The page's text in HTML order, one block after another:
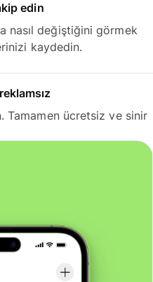
edin
nasıl değiştiğini görmek
kaydedin.
Tamamen ücretsiz ve sinir